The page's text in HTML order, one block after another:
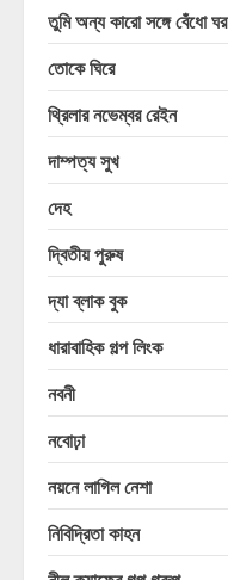
তুমি অন্য কারো সঙ্গে বেঁধো ঘর
তোকে ঘিরে
থ্রিলার নভেম্বর রেইন
দাম্পত্য সুখ
দেহ
দ্বিতীয় পুরুষ
দ্যা ব্লাক বুক
ধারাবাহিক গল্প লিংক
নবনী
নবোঢ়া
নয়নে লাগিল নেশা
নিবিদ্রিতা কাহন